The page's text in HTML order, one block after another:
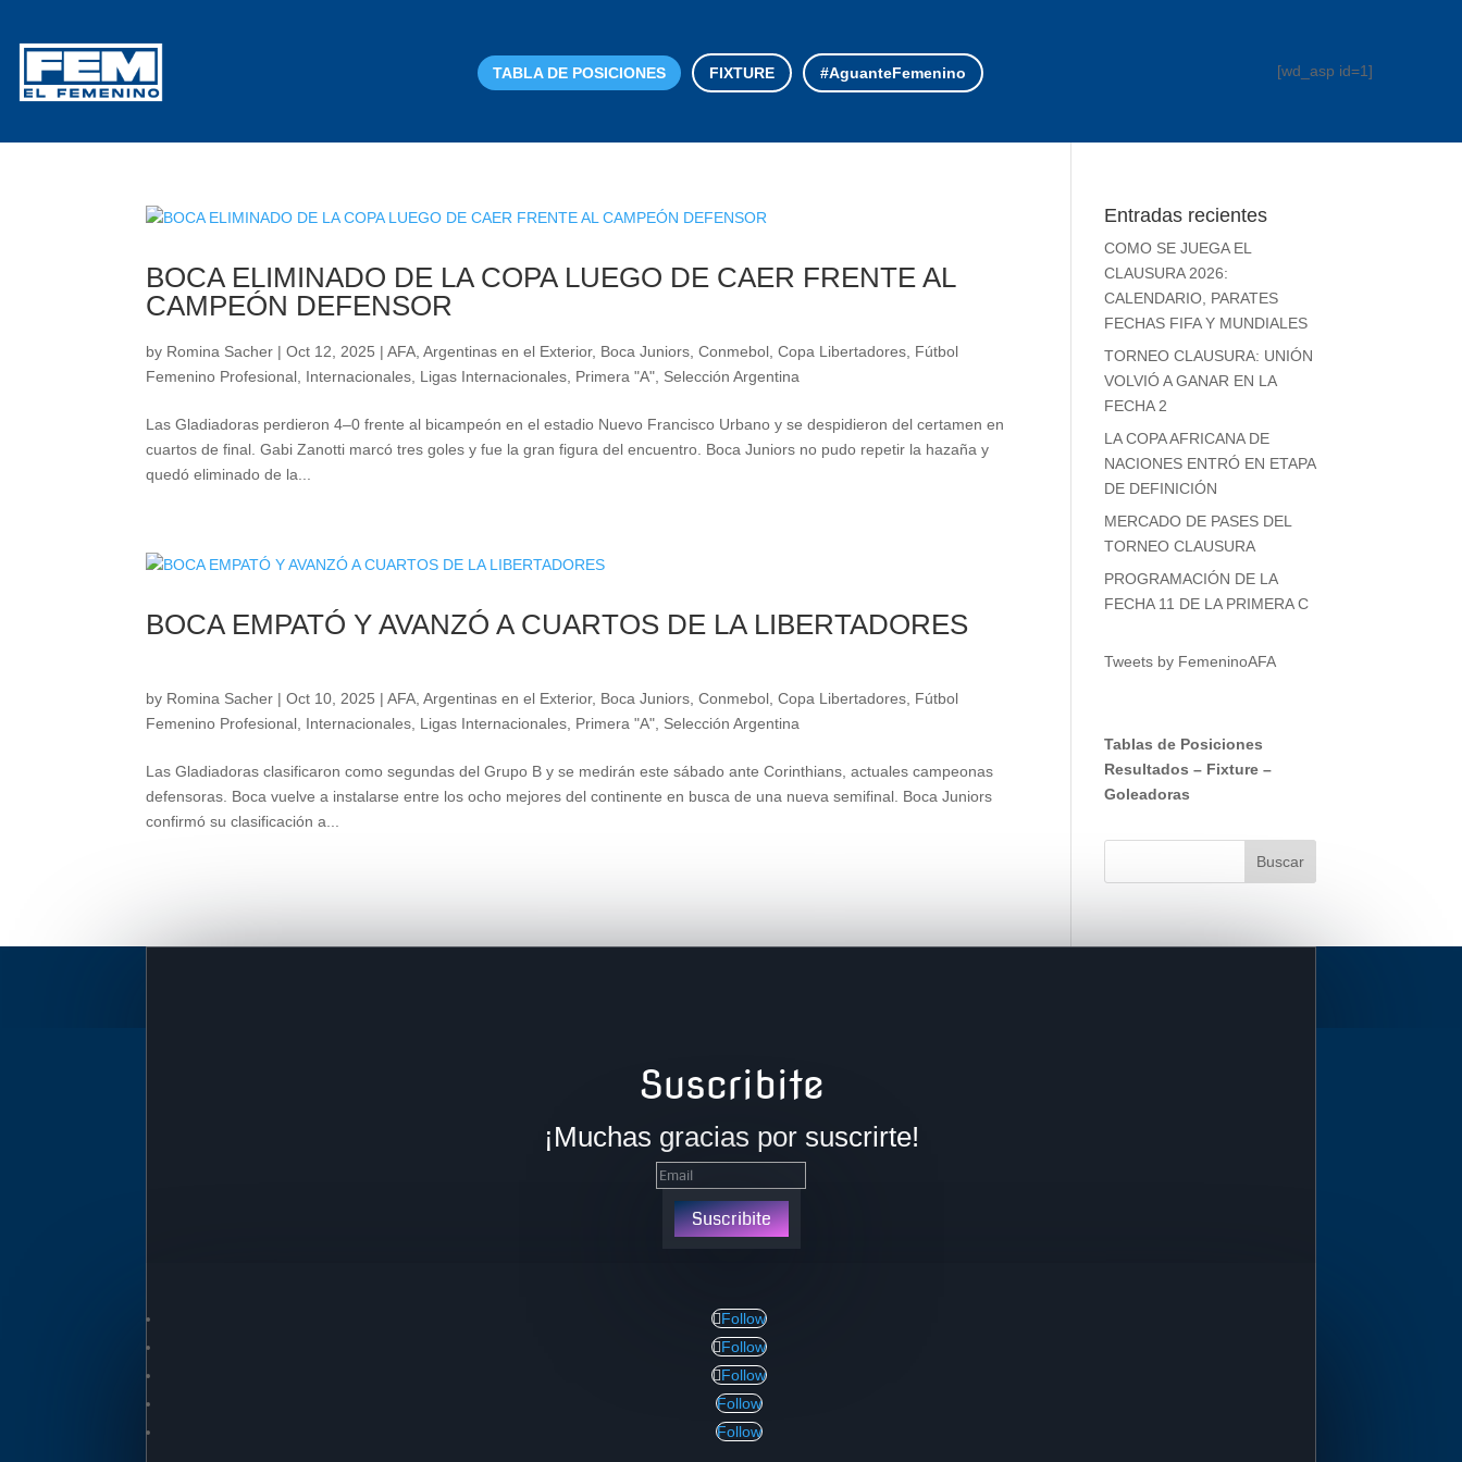
TABLA DE POSICIONES FIXTURE #AguanteFemenino [wd_asp id=1]
BOCA ELIMINADO DE LA COPA LUEGO DE CAER FRENTE AL
CAMPEÓN DEFENSOR
by Romina Sacher |Oct 12, 2025 |AFA ,Argentinas en el Exterior, Boca Juniors ,Conmebol ,Copa Libertadores Fútbol
Femenino Profesional Internacionales Ligas Internacionales Primera "A" Selección Argentina
Las Gladiadoras perdieron 4–0 frente al bicampeón en el estadio Nuevo Francisco Urbano y se despidieron del certamen en
cuartos de final. Gabi Zanotti marcó tres goles y fue la gran figura del encuentro. Boca Juniors no pudo repetir la hazaña y
quedó eliminado de la...
BOCA EMPATÓ Y AVANZÓ A CUARTOS DE LA LIBERTADORES
by Romina Sacher |Oct 10, 2025 |AFA ,Argentinas en el Exterior, Boca Juniors ,Conmebol ,Copa Libertadores Fútbol
Femenino Profesional Internacionales Ligas Internacionales Primera "A" Selección Argentina
Las Gladiadoras clasificaron como segundas del Grupo B y se medirán este sábado ante Corinthians, actuales campeonas
defensoras. Boca vuelve a instalarse entre los ocho mejores del continente en busca de una nueva semifinal. Boca Juniors
confirmó su clasificación a...
Entradas recientes
COMO SE JUEGA EL
CLAUSURA 2026:
CALENDARIO, PARATES
FECHAS FIFA Y MUNDIALES
TORNEO CLAUSURA: UNIÓN
VOLVIÓ A GANAR EN LA
FECHA 2
LA COPA AFRICANA DE
NACIONES ENTRÓ EN ETAPA
DE DEFINICIÓN
MERCADO DE PASES DEL
TORNEO CLAUSURA
PROGRAMACIÓN DE LA
FECHA 11 DE LA PRIMERA C
Tweets by FemeninoAFA
Tablas de Posiciones
Resultados – Fixture –
Goleadoras
Suscribite
¡Muchas gracias por suscrirte!
Suscribite
Follow
Follow
Follow
Follow
Follow